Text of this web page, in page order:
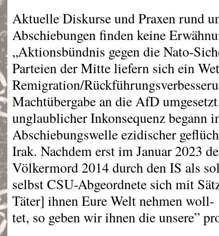
Aktuelle Diskurse und Praxen rund
Abschiebungen finden keine
„Aktionsbündnis gegen die Nato-
Parteien der Mitte liefern sich ein
Remigration/
Machtübergabe an die AfD
unglaublicher Inkonsequenz begann
Abschiebungswelle ezidischer
Irak. Nachdem erst im Januar 2023
Völkermord 2014 durch den IS als
selbstCSU-Abgeordnete sich mit
Täter] ihnen Eure Welt nehmen woll-
tet, so geben wir ihnen die unsere”